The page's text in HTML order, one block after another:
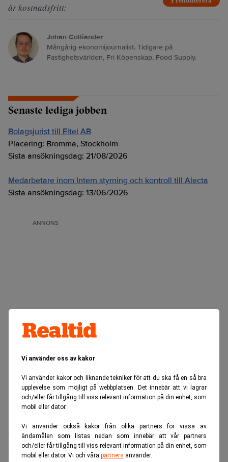
Vi använder oss av kakor
Vi använder kakor och liknande tekniker för att du ska få en så bra
upplevelse som möjligt på webbplatsen. Det innebär att vi lagrar
och/eller får tillgång till viss relevant information på din enhet, som
mobil eller dator.
Vi använder också kakor från olika partners för vissa av
ändamålen som listas nedan som innebär att vår partners
och/eller får tillgång till viss relevant information på din enhet, som
mobil eller dator. Vi och våra partners använder.
är kostnadsfritt:
Johan Colliander
Mångårig ekonomijournalist. Tidigare på
Fastighetsvärlden, Fri Köpenskap, Food Supply.
Senaste lediga jobben
Bolagsjurist till Eltel AB
Placering: Bromma, Stockholm
Sista ansökningsdag: 21/08/2026
Medarbetare inom Intern styrning och kontroll till Alecta
Sista ansökningsdag: 13/06/2026
ANNONS
Microsoft lättar på klimatkraven – tar
hjälp av Big Oil